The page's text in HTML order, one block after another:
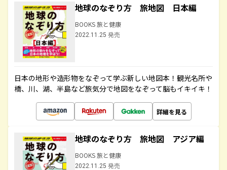
地球のなぞり方 旅地図 日本編
BOOKS 旅と健康
2022.11.25 発売
日本の地形や造形物をなぞって学ぶ新しい地図本！観光名所や
橋、川、湖、半島など旅気分で地図をなぞって脳もイキイキ！
詳細を見る
地球のなぞり方 旅地図 アジア編
BOOKS 旅と健康
2022.11.25 発売